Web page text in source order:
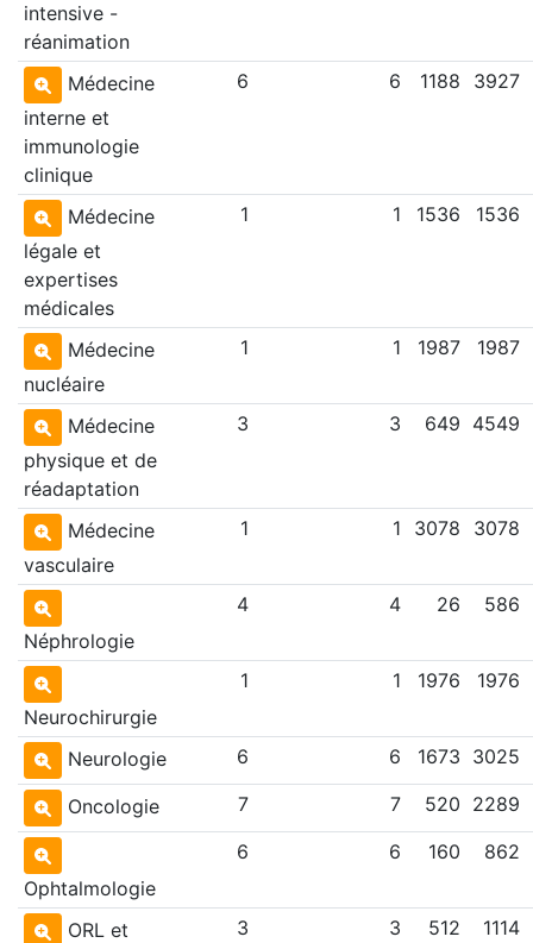
intensive -
réanimation
Médecine
interne et
immunologie
clinique
6 6 1188 3927
Médecine
légale et
expertises
médicales
1 1 1536 1536
Médecine
nucléaire
1 1 1987 1987
Médecine
physique et de
réadaptation
3 3 649 4549
Médecine
vasculaire
1 1 3078 3078
Néphrologie
4 4 26 586
Neurochirurgie
1 1 1976 1976
Neurologie 6 6 1673 3025
Oncologie 7 7 520 2289
Ophtalmologie
6 6 160 862
ORL et
3 3 512 1114